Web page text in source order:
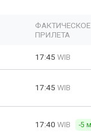
ПРИЛЕТА
17:45 WIB
17:45 WIB
17:40 WIB -5